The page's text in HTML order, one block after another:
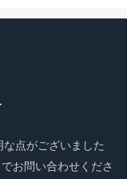
点がございました
お問い合わせくださ